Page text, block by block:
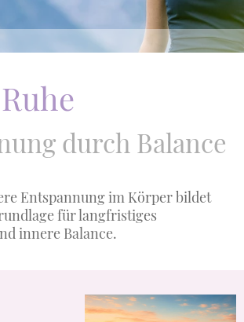
durch Balance
Entspannung im Körper bildet
für langfristiges
innere Balance.